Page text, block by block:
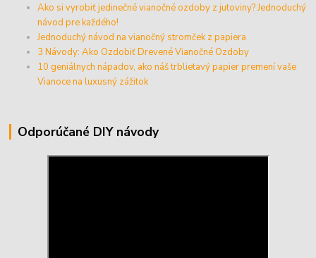
Ako si vyrobiť jedinečné vianočné ozdoby z jutoviny? Jednoduchý
návod pre každého!
Jednoduchý návod na vianočný stromček z papiera
3 Návody: Ako Ozdobiť Drevené Vianočné Ozdoby
10 geniálnych nápadov, ako náš trblietavý papier premení vaše
Vianoce na luxusný zážitok
Odporúčané DIY návody